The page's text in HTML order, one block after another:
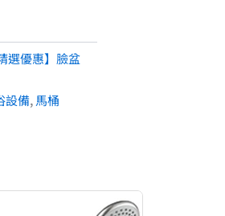
選優惠】臉盆
設備,馬桶